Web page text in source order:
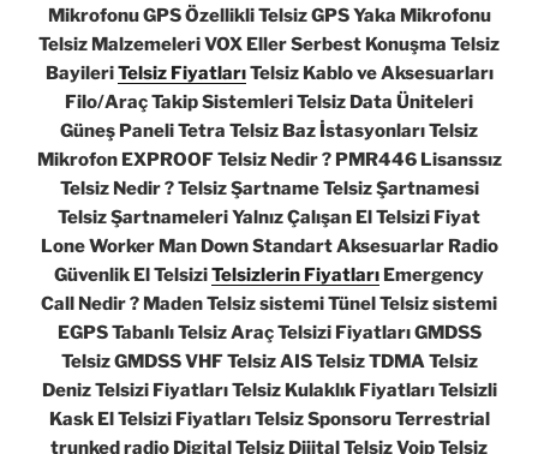
Mikrofonu GPS Özellikli Telsiz GPS Yaka Mikrofonu
Telsiz Malzemeleri VOX Eller Serbest Konuşma Telsiz
BayileriTelsiz FiyatlarıTelsiz Kablo ve Aksesuarları
Filo/Araç Takip Sistemleri Telsiz Data Üniteleri
Güneş Paneli Tetra Telsiz Baz İstasyonları Telsiz
Mikrofon EXPROOF Telsiz Nedir ? PMR446 Lisanssız
Telsiz Nedir ? Telsiz Şartname Telsiz Şartnamesi
Telsiz Şartnameleri Yalnız Çalışan El Telsizi Fiyat
Lone Worker Man Down Standart Aksesuarlar Radio
Güvenlik El TelsiziTelsizlerin Fiyatları Emergency
Call Nedir ? Maden Telsiz sistemi Tünel Telsiz sistemi
EGPS Tabanlı Telsiz Araç Telsizi Fiyatları GMDSS
Telsiz GMDSS VHF Telsiz AIS Telsiz TDMA Telsiz
Deniz Telsizi Fiyatları Telsiz Kulaklık Fiyatları Telsizli
Kask El Telsizi Fiyatları Telsiz Sponsoru Terrestrial
trunked radio Digital Telsiz Dijital Telsiz Voip Telsiz